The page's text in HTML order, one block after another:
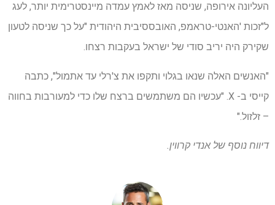
העליונה אירופה, שניסה מאז לאמץ עמדה מיינסטרימית יותר, לעג
ל"זכות 'האנטי-טראמפ, האובססיבית היהודית "על כך שניסה לטעון
שקירק היה יריב סודי של ישראל בעקבות רצחו.
"האנשים האלה שנאו בגלוי ותקפו את צ'רלי עד אתמול", כתבה
קייסי ב- X. "עכשיו הם משתמשים ברצח שלו כדי למעורבות בחווה
– זלזול."
דיווח נוסף של אנדי קרווין.